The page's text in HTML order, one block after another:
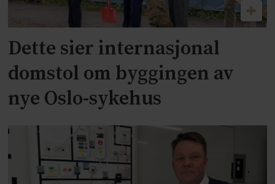
Dette sier internasjonal
domstol om byggingen av
nye Oslo-sykehus